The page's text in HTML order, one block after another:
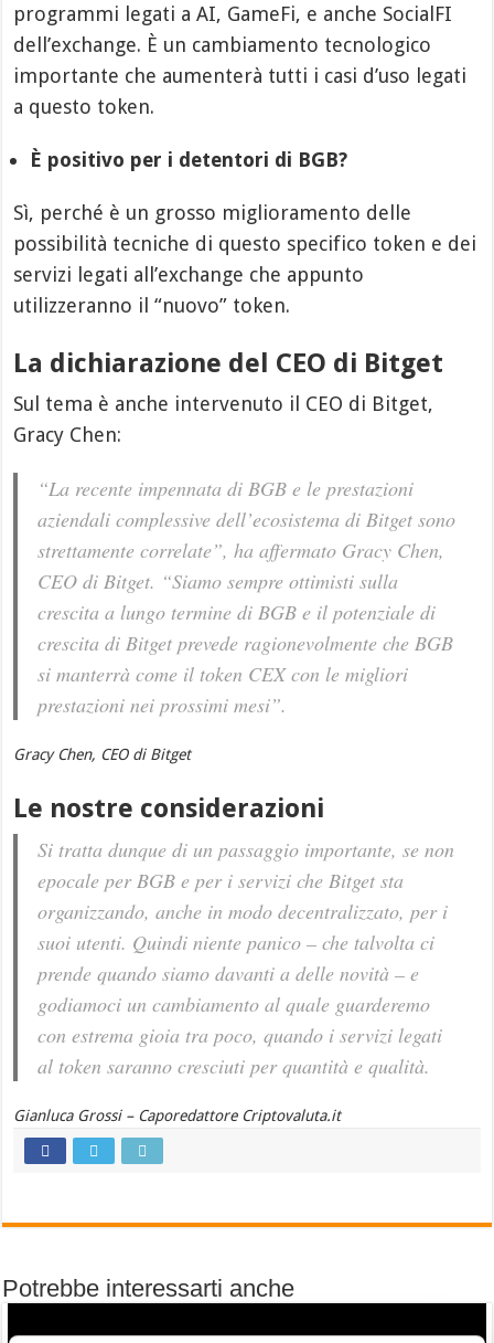
programmi legati a AI, GameFi, e anche SocialFI
dell’exchange. È un cambiamento tecnologico
importante che aumenterà tutti i casi d’uso legati
a questo token.
È positivo per i detentori di BGB?
Sì, perché è un grosso miglioramento delle
possibilità tecniche di questo specifico token e dei
servizi legati all’exchange che appunto
utilizzeranno il “nuovo” token.
La dichiarazione del CEO di Bitget
Sul tema è anche intervenuto il CEO di Bitget,
Gracy Chen:
“La recente impennata di BGB e le prestazioni
aziendali complessive dell’ecosistema di Bitget sono
strettamente correlate”, ha affermato Gracy Chen,
CEO di Bitget. “Siamo sempre ottimisti sulla
crescita a lungo termine di BGB e il potenziale di
crescita di Bitget prevede ragionevolmente che BGB
si manterrà come il token CEX con le migliori
prestazioni nei prossimi mesi”.
Gracy Chen, CEO di Bitget
Le nostre considerazioni
Si tratta dunque di un passaggio importante, se non
epocale per BGB e per i servizi che Bitget sta
organizzando, anche in modo decentralizzato, per i
suoi utenti. Quindi niente panico – che talvolta ci
prende quando siamo davanti a delle novità – e
godiamoci un cambiamento al quale guarderemo
con estrema gioia tra poco, quando i servizi legati
al token saranno cresciuti per quantità e qualità.
Gianluca Grossi – Caporedattore Criptovaluta.it
Potrebbe interessarti anche